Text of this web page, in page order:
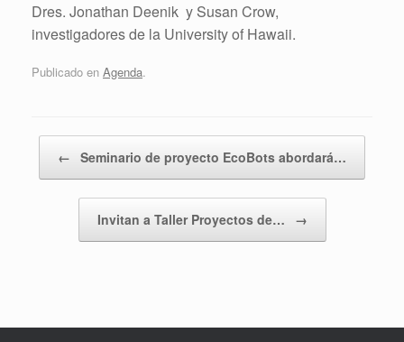
Dres. Jonathan Deenik y Susan Crow,
investigadores de la University of Hawaii.
Publicado en Agenda.
← Seminario de proyecto EcoBots abordará…
Invitan a Taller Proyectos de… →